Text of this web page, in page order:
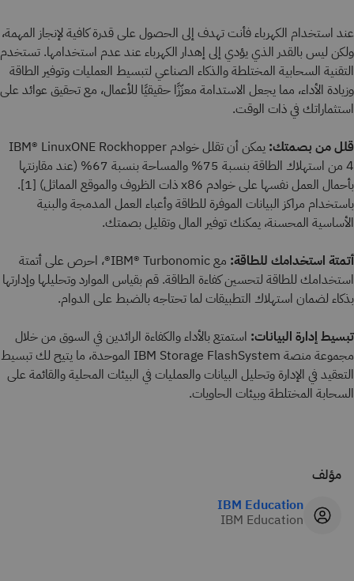
عند استخدام الكهرباء فأنت تهدف إلى الحصول على قدرة كافية لإنجاز المهمة،
ولكن ليس بالقدر الذي يؤدي إلى إهدار الكهرباء عند عدم استخدامها. تستخدم
التقنية السحابية المختلطة والذكاء الصناعي لتبسيط العمليات وتوفير الطاقة
وزيادة الأداء، مما يجعل الاستدامة معزّزًا حقيقيًا للأعمال، مع تحقيق عوائد على
استثماراتك في ذات الوقت.
قلل من بصمتك:
يمكن أن تقلل خوادم IBM® LinuxONE Rockhopper
4 من استهلاك الطاقة بنسبة 75% والمساحة بنسبة 67% (عند مقارنتها
بأحمال العمل نفسها على خوادم x86 ذات الظروف والموقع المماثل) [1].
باستخدام مراكز البيانات الموفرة للطاقة وأعباء العمل المدمجة والبنية
الأساسية المحسنة، يمكنك توفير المال وتقليل بصمتك.
أتمتة استخدامك للطاقة:
مع IBM® Turbonomic®، احرص على أتمتة
استخدامك للطاقة لتحسين كفاءة الطاقة. قم بقياس الموارد وتحليلها وإدارتها
بذكاء لضمان استهلاك التطبيقات لما تحتاجه بالضبط على الدوام.
تبسيط إدارة البيانات: استمتع بالأداء والكفاءة الرائدين في السوق من خلال
مجموعة منصة IBM Storage FlashSystem الموحدة، ما يتيح لك تبسيط
التعقيد في الإدارة وتحليل البيانات والعمليات في البيئات المحلية والقائمة على
السحابة المختلطة وبيئات الحاويات.
مؤلف
IBM Education
IBM Education